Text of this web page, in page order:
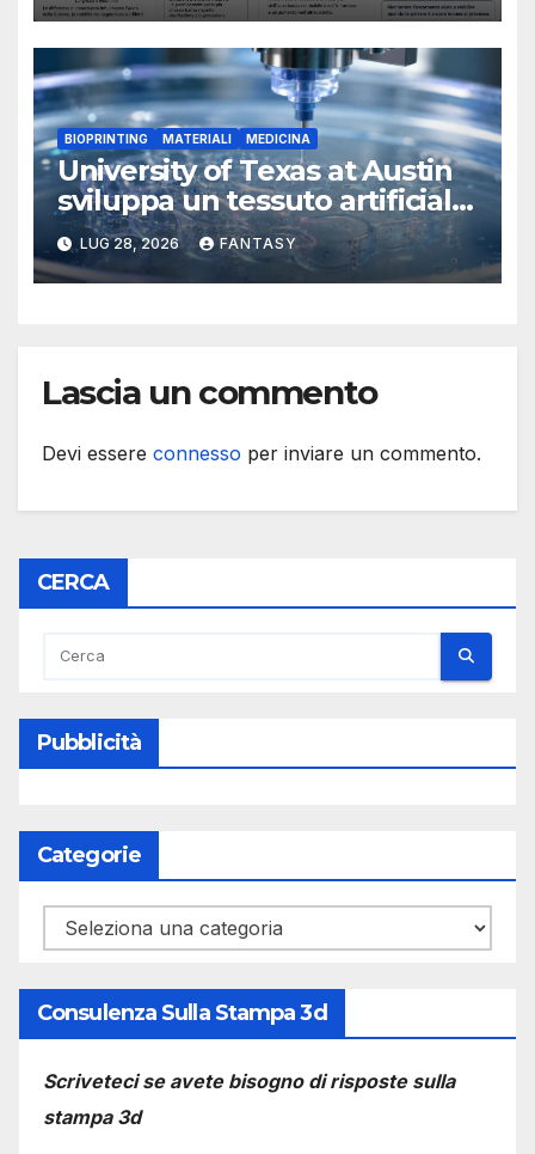
BIOPRINTING MATERIALI MEDICINA
University of Texas at Austin
sviluppa un tessuto artificiale
stampabile in 3D che imita le
membrane dei tessuti
LUG 28, 2026 FANTASY
Lascia un commento
Devi essere connesso per inviare un commento.
CERCA
Pubblicità
Categorie
Categorie
Consulenza Sulla Stampa 3d
Scriveteci se avete bisogno di risposte sulla
stampa 3d